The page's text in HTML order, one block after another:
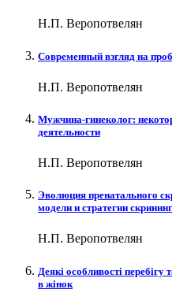
Н.П. Веропотвелян
Современный взгляд на
Н.П. Веропотвелян
Мужчина-гинеколог:
деятельности
Н.П. Веропотвелян
Эволюция пренатального
модели и стратегии
Н.П. Веропотвелян
Деякі особливості перебігу
в жінок